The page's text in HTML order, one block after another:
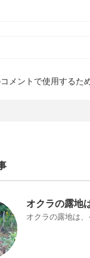
メントで使用するた
オクラの露地
オクラの露地は、